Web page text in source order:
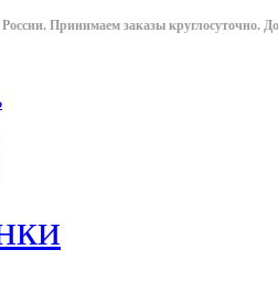
Принимаем заказы круглосуточно.